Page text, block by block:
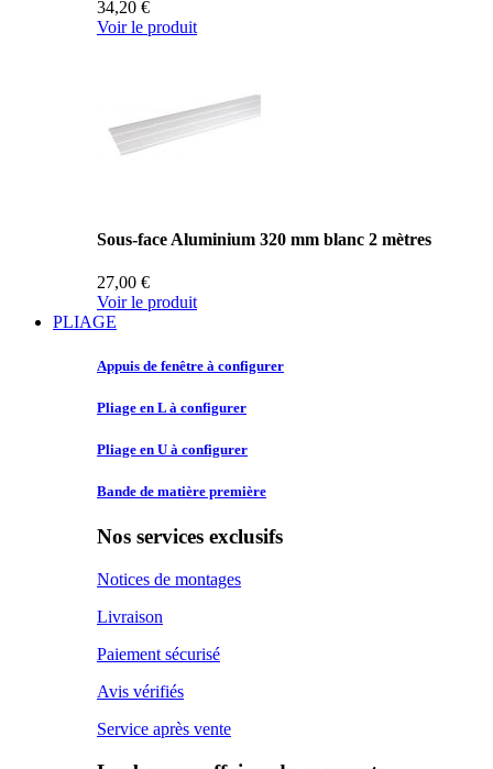
34,20 €
Voir le produit
Sous-face Aluminium 320 mm blanc 2 mètres
27,00 €
Voir le produit
PLIAGE
Appuis de fenêtre à configurer
Pliage en L à configurer
Pliage en U à configurer
Bande de matière première
Nos services exclusifs
Notices de montages
Livraison
Paiement sécurisé
Avis vérifiés
Service après vente